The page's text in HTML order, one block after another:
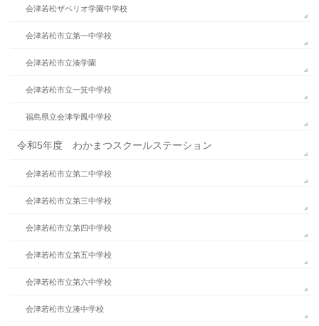
会津若松ザベリオ学園中学校
会津若松市立第一中学校
会津若松市立湊学園
会津若松市立一箕中学校
福島県立会津学鳳中学校
令和5年度 わかまつスクールステーション
会津若松市立第二中学校
会津若松市立第三中学校
会津若松市立第四中学校
会津若松市立第五中学校
会津若松市立第六中学校
会津若松市立湊中学校